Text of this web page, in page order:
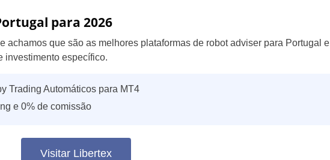
para 2026
achamos que são as melhores plataformas de robot adviser para Portugal e
investimento específico.
Trading Automáticos para MT4
e 0% de comissão
Visitar Libertex